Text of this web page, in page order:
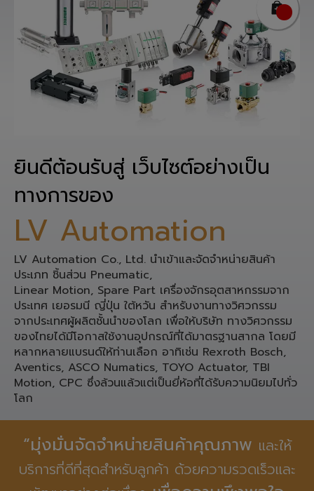
ยินดีต้อนรับสู่ เว็บไซต์อย่างเป็น
ทางการของ
LV Automation
LV Automation Co., Ltd. นำเข้าและจัดจำหน่ายสินค้า
ประเภท ชิ้นส่วน Pneumatic,
Linear Motion, Spare Part เครื่องจักรอุตสาหกรรมจาก
ประเทศ เยอรมนี ญี่ปุ่น ใต้หวัน สำหรับงานทางวิศวกรรม
จากประเทศผู้ผลิตชั้นนำของโลก เพื่อให้บริษัท ทางวิศวกรรม
ของไทยได้มีโอกาสใช้งานอุปกรณ์ที่ได้มาตรฐานสากล โดยมี
หลากหลายแบรนด์ให้ท่านเลือก อาทิเช่น Rexroth Bosch,
Aventics, ASCO Numatics, TOYO Actuator, TBI
Motion, CPC ซึ่งล้วนแล้วแต่เป็นยี่ห้อที่ได้รับความนิยมไปทั่ว
โลก
“มุ่งมั่นจัดจำหน่ายสินค้าคุณภาพและให้